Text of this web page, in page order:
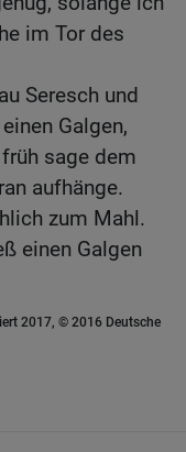
im Tor des
Seresch und
Galgen,
sage dem
aufhänge.
zum Mahl.
einen Galgen
2017, © 2016 Deutsche